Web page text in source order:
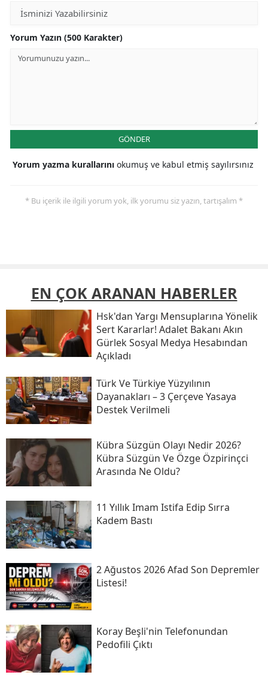
Yorum Yazın (500 Karakter)
GÖNDER
Yorum yazma kurallarını okumuş ve kabul etmiş sayılırsınız
* Bu içerik ile ilgili yorum yok, ilk yorumu siz yazın, tartışalım *
EN ÇOK ARANAN HABERLER
Hsk'dan Yargı Mensuplarına Yönelik
Sert Kararlar! Adalet Bakanı Akın
Gürlek Sosyal Medya Hesabından
Açıkladı
Türk Ve Türkiye Yüzyılının
Dayanakları – 3 Çerçeve Yasaya
Destek Verilmeli
Kübra Süzgün Olayı Nedir 2026?
Kübra Süzgün Ve Özge Özpirinçci
Arasında Ne Oldu?
11 Yıllık Imam Istifa Edip Sırra
Kadem Bastı
2 Ağustos 2026 Afad Son Depremler
Listesi!
Koray Beşli'nin Telefonundan
Pedofili Çıktı